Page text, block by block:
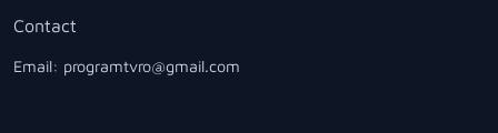
Contact
Email: programtvro@gmail.com